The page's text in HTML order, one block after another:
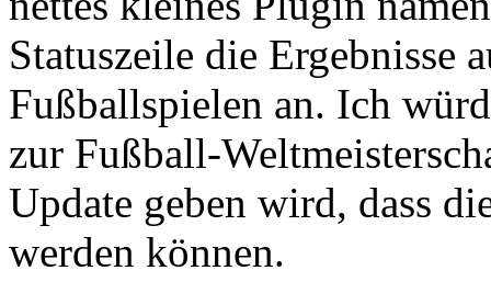
Statuszeile die Ergebnisse
Fußballspielen an. Ich
zur Fußball-
Update geben wird, dass
werden können.